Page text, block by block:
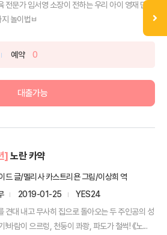
전문가 임서영 소장이 전하는 우리 아이 영재 만들
놀이법ㅂ
예약 0
대출가능
] 노란 카약
드 글/멜리사 카스트리욘 그림/이상희 역
2019-01-25
YES24
견대 내고 무사히 집으로 돌아오는 두 주인공의 성
!바람이 으르렁, 천둥이 콰쾅, 파도가 철썩! 《노...